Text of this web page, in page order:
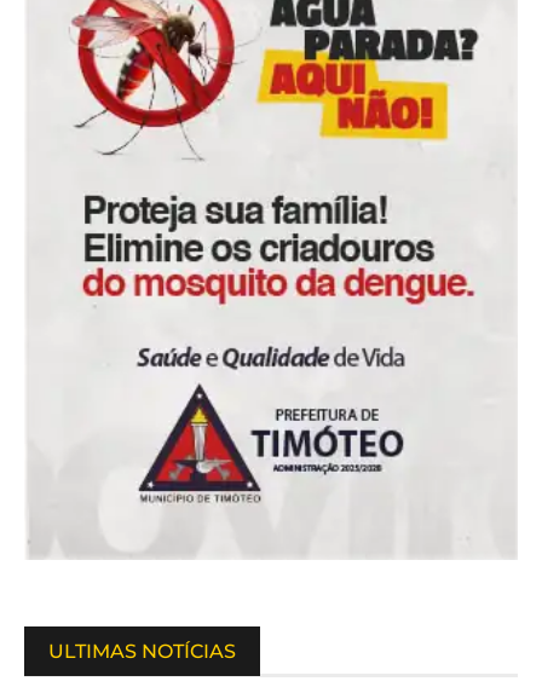
ULTIMAS NOTÍCIAS